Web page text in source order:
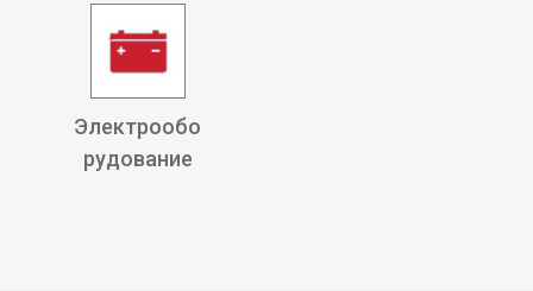
Электрообо
рудование